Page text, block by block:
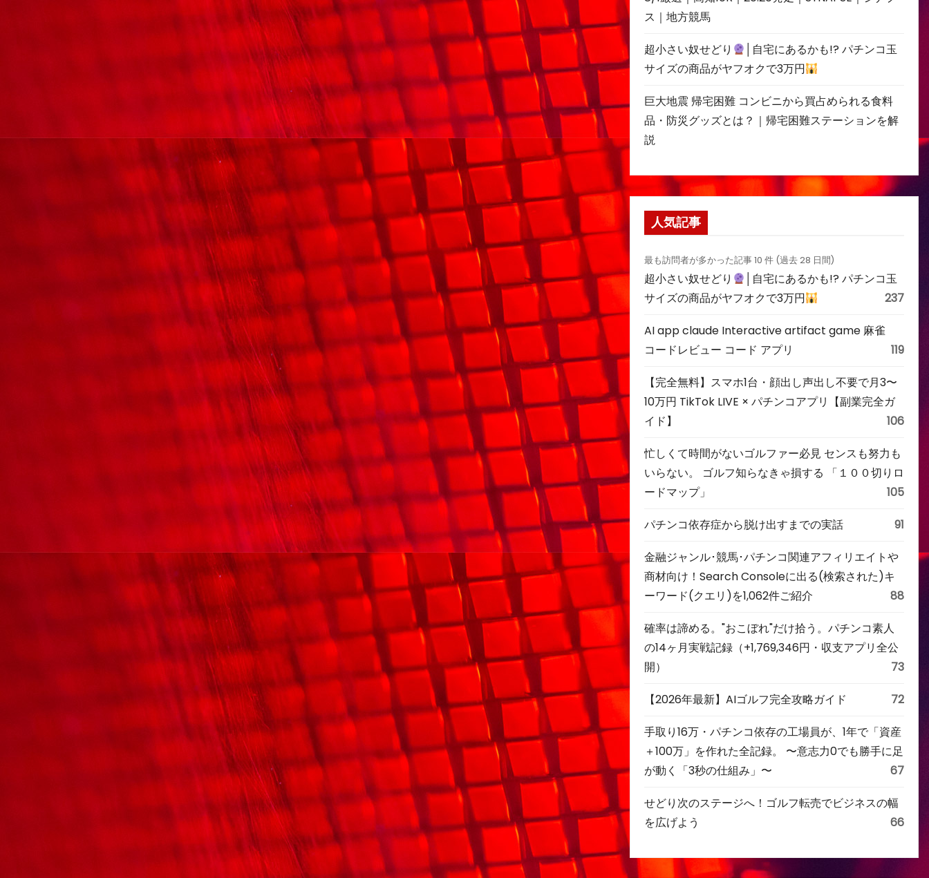
ス｜地方競馬
超小さい奴せどり
│自宅にあるかも!? パチンコ玉
サイズの商品がヤフオクで3万円
巨大地震 帰宅困難 コンビニから買占められる食料
品・防災グッズとは？｜帰宅困難ステーションを解
説
人気記事
最も訪問者が多かった記事 10 件 (過去 28 日間)
超小さい奴せどり
│自宅にあるかも!? パチンコ玉
サイズの商品がヤフオクで3万円
237
AI app claude Interactive artifact game 麻雀
コードレビュー コード アプリ
119
【完全無料】スマホ1台・顔出し声出し不要で月3〜
10万円 TikTok LIVE × パチンコアプリ【副業完全ガ
イド】
106
忙しくて時間がないゴルファー必見 センスも努力も
いらない。 ゴルフ知らなきゃ損する 「１００切りロ
ードマップ」
105
パチンコ依存症から脱け出すまでの実話 91
金融ジャンル･競馬･パチンコ関連アフィリエイトや
商材向け！Search Consoleに出る(検索された)キ
ーワード(クエリ)を1,062件ご紹介
88
確率は諦める。"おこぼれ"だけ拾う。パチンコ素人
の14ヶ月実戦記録（+1,769,346円・収支アプリ全公
開）
73
【2026年最新】AIゴルフ完全攻略ガイド 72
手取り16万・パチンコ依存の工場員が、1年で「資産
＋100万」を作れた全記録。 〜意志力0でも勝手に足
が動く「3秒の仕組み」〜
67
せどり次のステージへ！ゴルフ転売でビジネスの幅
を広げよう
66